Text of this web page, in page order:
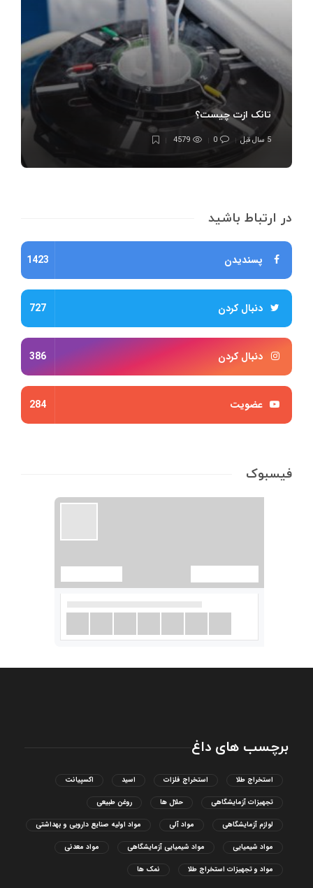
تانک ازت چیست؟
5 سال قبل 0
4579
در ارتباط باشید
پسندیدن 1423
دنبال کردن 727
دنبال کردن 386
عضویت 284
فیسبوک
برچسب های داغ
استخراج طلا استخراج فلزات اسید اکسپیانت
تجهیزات آزمایشگاهی حلال ها روغن طبیعی
لوازم آزمایشگاهی مواد آلی مواد اولیه صنایع دارویی و بهداشتی
مواد شیمیایی مواد شیمیایی آزمایشگاهی مواد معدنی
مواد و تجهیزات استخراج طلا نمک ها